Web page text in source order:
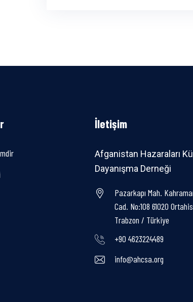
İletişim
Afganistan Hazaraları
Dayanışma Derneği
Pazarkapı Mah.
Cad. No:108 61020
Trabzon / Türkiye
+90 4623224489
info@ahcsa.org